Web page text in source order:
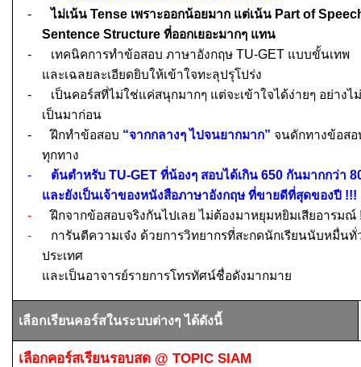
-
ไม่เน้น Tense เพราะออกน้อยมาก แต่เน้น Part of
Sentence Structure ที่ออกเยอะมากๆ แทน
-
เทคนิคการทำข้อสอบ ภาษาอังกฤษ TU-GET แบบขั้นเทพ
และเฉลยละเอียดยิบให้เข้าใจทะลุปรุโปร่ง
-
เป็นคอร์สที่ไม่ใช่แค่สนุกมากๆ แต่จะเข้าใจได้ง่ายๆ อย่างไ
เป็นมาก่อน
-
ฝึกทำข้อสอบ “จากกลางๆ ไปจนยากมาก” จนดักทางข้อสอ
ทุกทาง
-
ต้นตำหรับ TU-GET ที่น้องๆ สอบได้เกิน650กันมากกว่า
และยังเป็นเจ้าของหนังสือภาษาอังกฤษ ที่ขายดีที่สุดของปี !!!
-
ฝึกจากข้อสอบจริงกันไปเลย ไม่ต้องมาหยุมหยิมเสียอารมณ์
-
การันตีความเจ๋ง ด้วยการวิทยากรที่สะกดนักเรียนนับหมื่นทั่
ประเทศ
และเป็นอาจารย์รายการโทรทัศน์ชื่อดังมากมาย
เลือกเรียนคอร์สในระบบต่างๆ ได้ดังนี้
เลือกคอร์สเรียนรอบสด @ TOPIC SIAM